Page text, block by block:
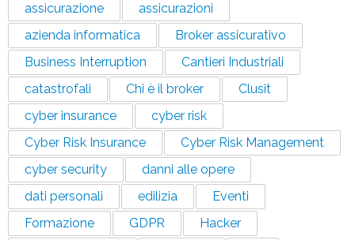
assicurazione
assicurazioni
azienda informatica
Broker assicurativo
Business Interruption
Cantieri Industriali
catastrofali
Chi è il broker
Clusit
cyber insurance
cyber risk
Cyber Risk Insurance
Cyber Risk Management
cyber security
danni alle opere
dati personali
edilizia
Eventi
Formazione
GDPR
Hacker